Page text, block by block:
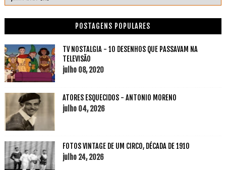
POSTAGENS POPULARES
TV NOSTALGIA - 10 DESENHOS QUE PASSAVAM NA
TELEVISÃO
julho 08, 2020
ATORES ESQUECIDOS - ANTONIO MORENO
julho 04, 2026
FOTOS VINTAGE DE UM CIRCO, DÉCADA DE 1910
julho 24, 2026